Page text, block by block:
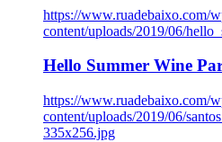
https://www.ruadebaixo.com/
content/uploads/2019/06/
Hello Summer Wine
https://www.ruadebaixo.com/
content/uploads/2019/06/
335x256.jpg